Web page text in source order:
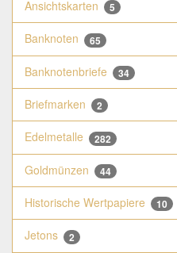
Ansichtskarten 5
Banknoten 65
Banknotenbriefe 34
Briefmarken 2
Edelmetalle 282
Goldmünzen 44
Historische Wertpapiere 10
Jetons 2